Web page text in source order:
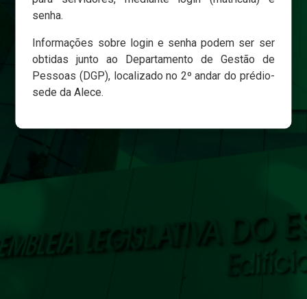
Esqueci minha senha
senha.
Informações sobre login e senha podem ser ser
obtidas junto ao Departamento de Gestão de
Pessoas (DGP), localizado no 2º andar do prédio-
sede da Alece.